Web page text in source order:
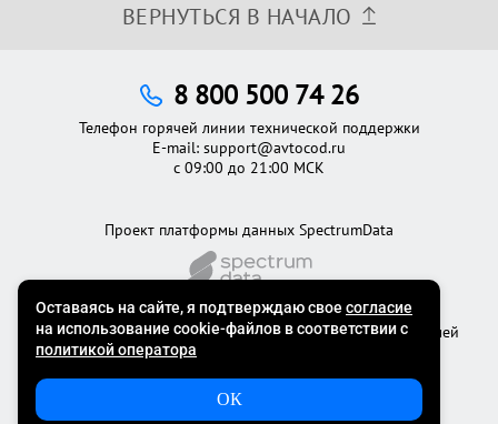
ВЕРНУТЬСЯ В НАЧАЛО
©2012 - 2026Официальный сервис проверки автомобилей
Проект платформы данных SpectrumData
8 800 500 74 26
Телефон горячей линии технической поддержки
E-mail: support@avtocod.ru
с 09:00 до 21:00 МСК